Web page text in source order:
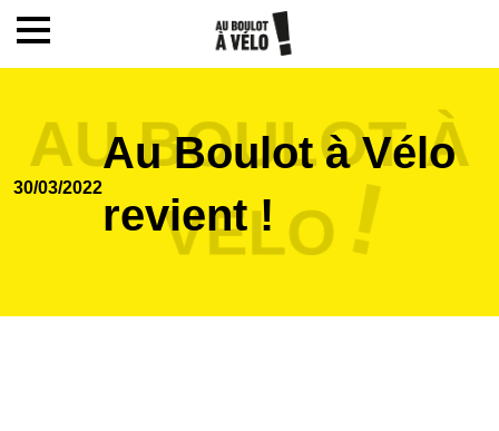
Accueil
Le challenge
Inscription
30/03/2022
Au Boulot à Vélo
revient !